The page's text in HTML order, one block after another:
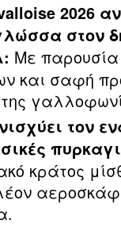
2026
στον
Με παρουσία
και σαφή
τον
κράτος